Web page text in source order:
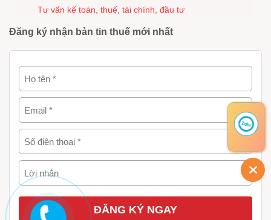
Tư vấn kế toán, thuế, tài chính, đầu tư
Đăng ký nhận bản tin thuế mới nhất